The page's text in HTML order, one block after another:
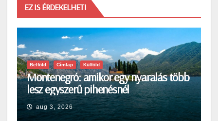
EZ IS ÉRDEKELHETI
Belföld Címlap Külföld
Montenegró: amikor egy nyaralás több
lesz egyszerű pihenésnél
aug 3, 2026